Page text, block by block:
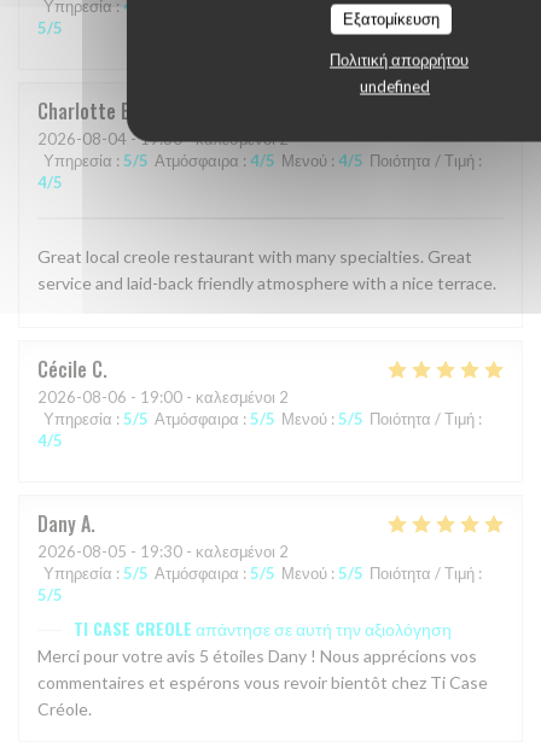
Εξατομίκευση
Πολιτική απορρήτου
undefined
Υπηρεσία :4 :5/5 Ποιότητα / Τιμή
5/5
Charlotte B
2026-08-04- 19:30 - καλεσμένοι 2
Υπηρεσία : 5/5 Ατμόσφαιρα : 4/5 Μενού : 4/5 Ποιότητα / Τιμή :
4/5
Great local creole restaurant with many specialties. Great
service and laid-back friendly atmosphere with a nice terrace.
Cécile C
2026-08-06 - 19:00 - καλεσμένοι 2
Υπηρεσία : 5/5 Ατμόσφαιρα : 5/5 Μενού : 5/5 Ποιότητα / Τιμή :
4/5
DanyA
2026-08-05 - 19:30 - καλεσμένοι 2
Υπηρεσία : 5/5 Ατμόσφαιρα : 5/5 Μενού : 5/5 Ποιότητα / Τιμή :
5/5
TI CASE CREOLEαπάντησε σε αυτή την αξιολόγηση
Merci pour votre avis 5 étoiles Dany ! Nous apprécions vos
commentaires et espérons vous revoir bientôt chez Ti Case
Créole.